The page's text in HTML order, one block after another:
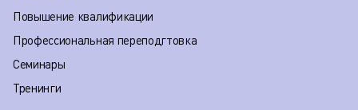
Повышение квалификации
Профессиональная переподгтовка
Семинары
Тренинги